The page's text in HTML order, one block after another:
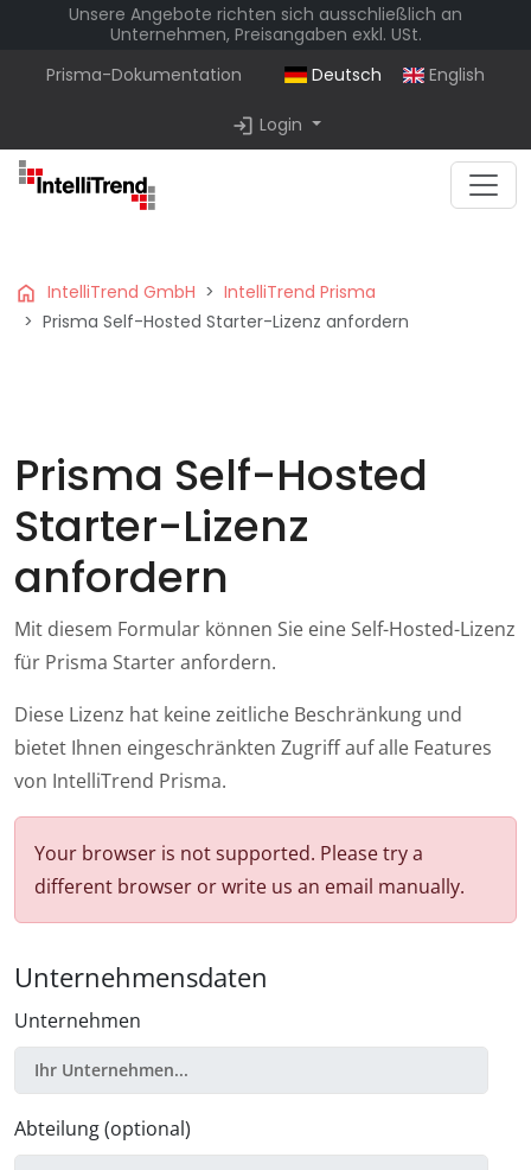
Unsere Angebote richten sich ausschließlich an
Unternehmen, Preisangaben exkl. USt.
Prisma-Dokumentation
Deutsch English
login Login
home IntelliTrend GmbH
IntelliTrend Prisma
Prisma Self-Hosted Starter-Lizenz anfordern
Prisma Self-Hosted
Starter-Lizenz
anfordern
Mit diesem Formular können Sie eine Self-Hosted-Lizenz
für Prisma Starter anfordern.
Diese Lizenz hat keine zeitliche Beschränkung und
bietet Ihnen eingeschränkten Zugriff auf alle Features
von IntelliTrend Prisma.
Your browser is not supported. Please try a
different browser or write us an email manually.
Unternehmensdaten
Unternehmen
Abteilung (optional)